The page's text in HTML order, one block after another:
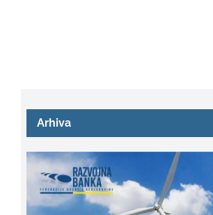
Arhiva